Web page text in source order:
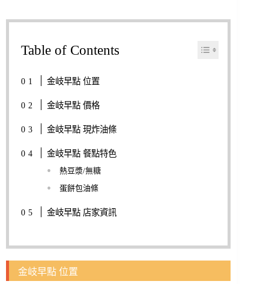
Table of Contents
金岐早點 位置
金岐早點 價格
金岐早點 現炸油條
金岐早點 餐點特色
熱豆漿/無糖
蛋餅包油條
金岐早點 店家資訊
金岐早點 位置